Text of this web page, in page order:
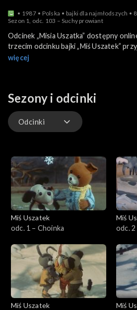
1987 Polska bajki dla najmłodszych
Sezon 1, odc. 103 – Suchy prowiant
Odcinek „Misia Uszatka” dostępny
trzecim odcinku bajki „Miś Uszatek”
biwak, który okazuje się niefortunny.
więcej
Sezony i odcinki
Odcinki
Extra
Miś Uszatek
odc. 1 – Choinka
Miś
odc.
Miś Uszatek
Miś